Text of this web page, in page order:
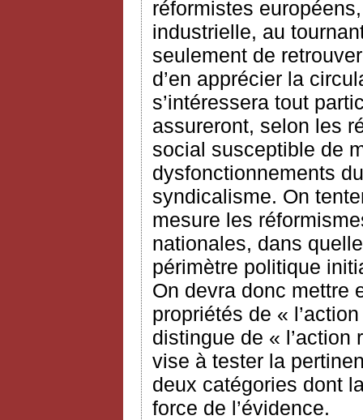
réformistes
industrielle, au
seulement de
d’en apprécier la
s’intéressera tout
assureront, selon les
social susceptible de
dysfonctionnements
syndicalisme. On
mesure les
nationales, dans
périmètre politique
On devra donc mettre
propriétés de «
distingue de «
vise à tester la
deux catégories dont
force de l’évidence.